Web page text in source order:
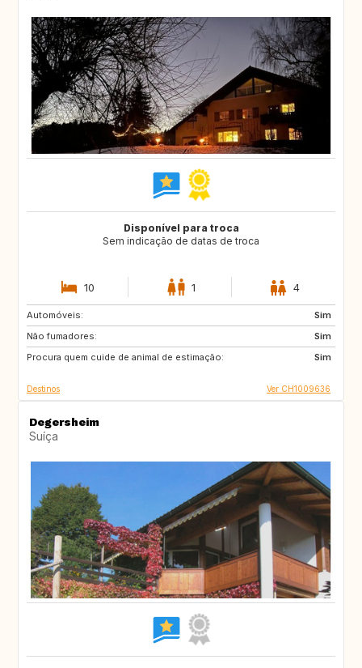
Disponível para troca
Sem indicação de datas de troca
10 1 4
Automóveis:
Sim
Não fumadores:
Sim
Procura quem cuide de animal de estimação:
Sim
IS
FI
IE
Destinos Ver CH1009636
Degersheim
Suíça